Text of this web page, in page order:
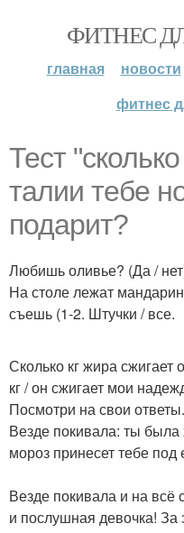
ФИТНЕС
главная новости
фитнес
Тест
талии тебе
подарит?
Любишь оливье? (Да /
На столе лежат
съешь (1-2. Штучки / все.
Сколько кг жира сжигает
кг / он сжигает мои
Посмотри на свои ответы.
Везде покивала: ты
мороз принесет тебе под
Везде покивала и на всё
и послушная девочка! За